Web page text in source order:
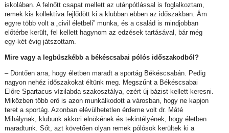
iskolában. A felnőtt csapat mellett az utánpótlással is foglalkoztam,
remek kis kollektíva fejlődött ki a klubban ebben az időszakban. Ám
egyre több volt a „civil életbeli” munka, és a család is mindjobban
előtérbe került, fel kellett hagynom az edzések tartásával, bár még
egy-két évig játszottam.
Mire vagy a legbüszkébb a békéscsabai pólós időszakodból?
– Döntően arra, hogy életben maradt a sportág Békéscsabán. Pedig
nagyon nehéz időszakokat éltünk meg. Megszűnt a Békéscsabai
Előre Spartacus vízilabda szakosztálya, ezért új bázist kellett keresni.
Miközben több erő is azon munkálkodott a városban, hogy ne kapjon
teret a sportág. Azonban elévülhetetlen érdeme volt dr. Máté
Mihálynak, klubunk akkori elnökének és tekintélyének, hogy életben
maradtunk. Sőt, azt követően olyan remek pólósok kerültek ki a